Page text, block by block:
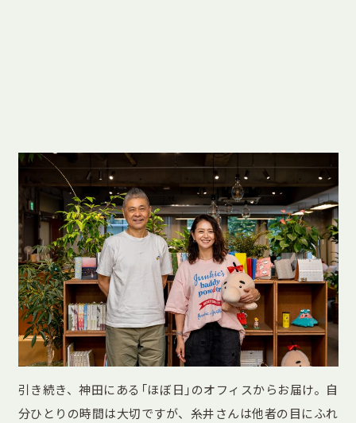
引き続き、神田にある「ほぼ日」のオフィスからお届け。自
分ひとりの時間は大切ですが、糸井さんは他者の目にふれ